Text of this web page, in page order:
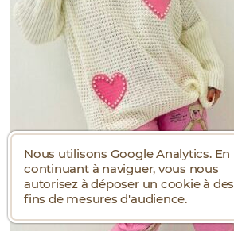
Nous utilisons Google Analytics. En
continuant à naviguer, vous nous
autorisez à déposer un cookie à des
fins de mesures d'audience.